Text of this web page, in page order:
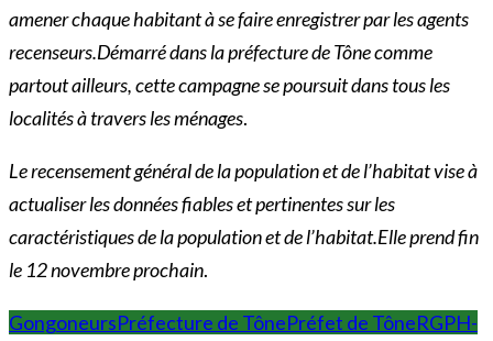
amener chaque habitant à se faire enregistrer par les agents
recenseurs.Démarré dans la préfecture de Tône comme
partout ailleurs, cette campagne se poursuit dans tous les
localités à travers les ménages.
Le recensement général de la population et de l’habitat vise à
actualiser les données fiables et pertinentes sur les
caractéristiques de la population et de l’habitat.Elle prend fin
le 12 novembre prochain.
GongoneursPréfecture de TônePréfet de TôneRGPH-